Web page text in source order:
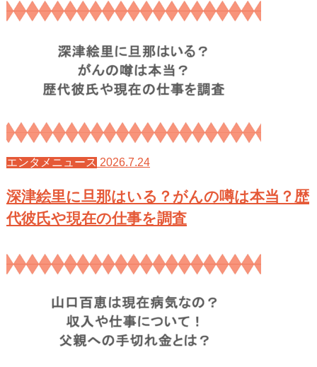
エンタメニュース 2026.7.24
深津絵里に旦那はいる？がんの噂は本当？歴
代彼氏や現在の仕事を調査